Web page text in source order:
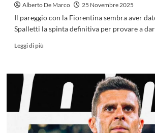
Alberto De Marco 25 Novembre 2025
Il pareggio con la Fiorentina sembra aver
Spalletti la spinta definitiva per provare a
Leggi di più